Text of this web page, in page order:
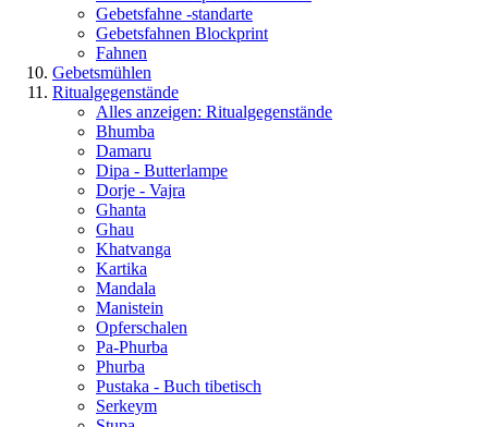
Gebetsfahne -standarte
Gebetsfahnen Blockprint
Fahnen
Gebetsmühlen
Ritualgegenstände
Alles anzeigen: Ritualgegenstände
Bhumba
Damaru
Dipa - Butterlampe
Dorje - Vajra
Ghanta
Ghau
Khatvanga
Kartika
Mandala
Manistein
Opferschalen
Pa-Phurba
Phurba
Pustaka - Buch tibetisch
Serkeym